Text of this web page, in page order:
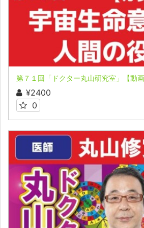
¥2400
0